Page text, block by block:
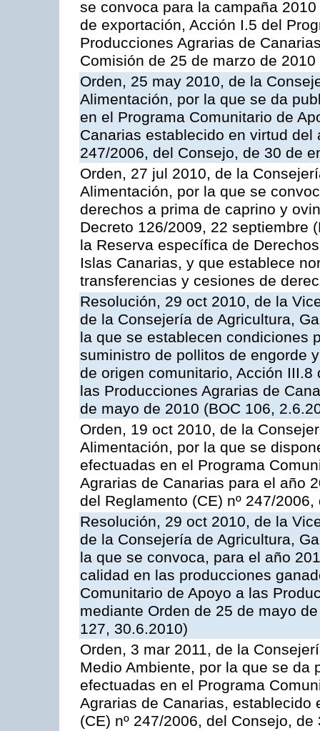
se convoca para la campaña
de exportación, Acción I.5 del
Producciones Agrarias de
Comisión de 25 de marzo de 2010
Orden, 25 may 2010, de la
Alimentación, por la que se da
en el Programa Comunitario de
Canarias establecido en virtud del
247/2006, del Consejo, de 30 de
Orden, 27 jul 2010, de la
Alimentación, por la que se
derechos a prima de caprino y
Decreto 126/2009, 22 septiembre
la Reserva específica de
Islas Canarias, y que establece
transferencias y cesiones de
Resolución, 29 oct 2010, de la
de la Consejería de Agricultura,
la que se establecen condiciones
suministro de pollitos de engorde
de origen comunitario, Acción
las Producciones Agrarias de
de mayo de 2010 (BOC 106,
Orden, 19 oct 2010, de la
Alimentación, por la que se
efectuadas en el Programa
Agrarias de Canarias para el año
del Reglamento (CE) nº 247/
Resolución, 29 oct 2010, de la
de la Consejería de Agricultura,
la que se convoca, para el año
calidad en las producciones
Comunitario de Apoyo a las
mediante Orden de 25 de mayo
127, 30.6.2010)
Orden, 3 mar 2011, de la
Medio Ambiente, por la que se da
efectuadas en el Programa
Agrarias de Canarias,
(CE) nº 247/2006, del Consejo,